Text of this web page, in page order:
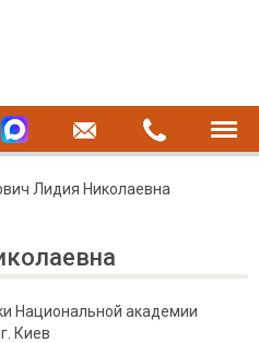
Лидия Николаевна
Национальной академии
Киев